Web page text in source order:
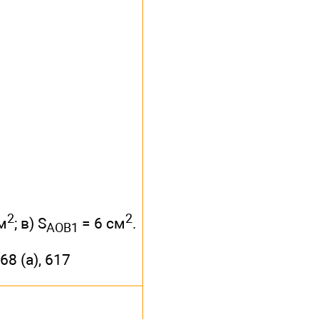
2; в) SAOB1 = 6 см2.
(а), 617